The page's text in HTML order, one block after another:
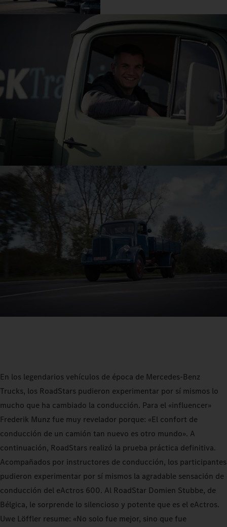
En los legendarios vehículos de época de Mercedes-Benz
Trucks, los RoadStars pudieron experimentar por sí mismos lo
mucho que ha cambiado la conducción. Para el «influencer»
Frederik Munz fue muy revelador porque: «El confort de
conducción de un camión tan nuevo es otro mundo». A
continuación, RoadStars realizó la prueba práctica definitiva.
Acompañados por instructores de conducción, los participantes
pudieron experimentar por sí mismos la agradable sensación de
conducción del eActros 600. Al RoadStar Domien Stubbe, de
Bélgica, le sorprende lo silencioso y potente que es el eActros.
Uwe Löffler resume: «No solo fue mejor, sino que fue